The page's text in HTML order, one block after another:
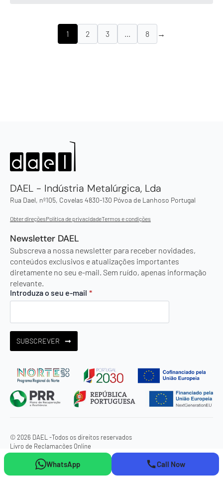
1 2 3 … 8 →
DAEL - Indústria Metalúrgica, Lda
Rua Dael, nº105, Covelas 4830-130 Póvoa de Lanhoso Portugal
Obter direçõesPolítica de privacidadeTermos e condições
Newsletter DAEL
Subscreva a nossa newsletter para receber novidades,
conteúdos exclusivos e atualizações importantes
diretamente no seu e-mail. Sem ruído, apenas informação
relevante.
Introduza o seu e-mail *
SUBSCREVER
© 2026 DAEL -Todos os direitos reservados
Livro de Reclamações Online
WhatsApp Call Now